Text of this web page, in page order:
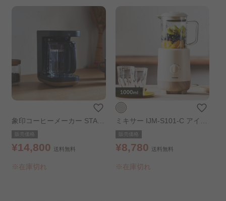
象印コーヒーメーカー STAN.
EC-XA30
販売価格
¥14,800 送料無料
※在庫切れ
ミキサー IJM-S101-C アイボ
リー
販売価格
¥8,780 送料無料
※在庫切れ